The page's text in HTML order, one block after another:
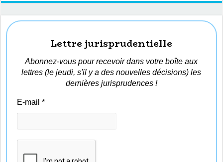
Lettre jurisprudentielle
Abonnez-vous pour recevoir dans votre boîte aux
lettres (le jeudi, s'il y a des nouvelles décisions) les
dernières jurisprudences !
E-mail*